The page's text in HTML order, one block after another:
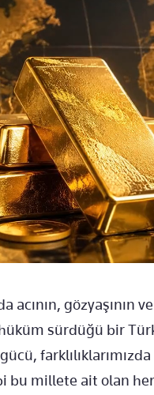
acının, gözyaşının
sürdüğü bir
bu millete ait olan